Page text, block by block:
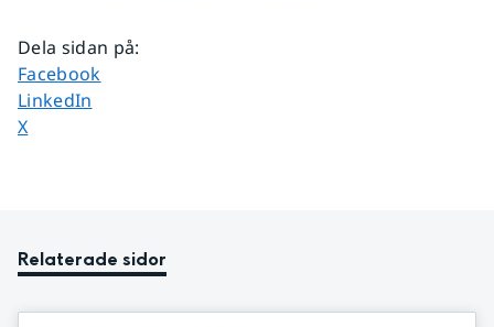
Dela sidan på:
Dela sidan på
Facebook
Dela sidan på
LinkedIn
Dela sidan på
X
Relaterade sidor